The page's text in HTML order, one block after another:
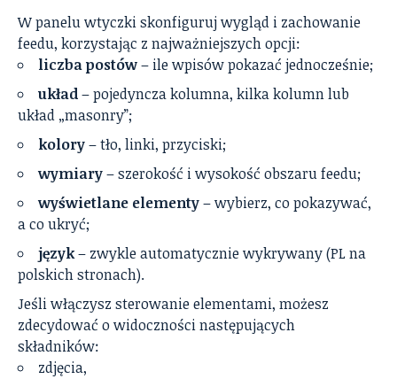
W panelu wtyczki skonfiguruj wygląd i zachowanie
feedu, korzystając z najważniejszych opcji:
liczba postów– ile wpisów pokazać jednocześnie;
układ– pojedyncza kolumna, kilka kolumn lub
układ „masonry”;
kolory– tło, linki, przyciski;
wymiary– szerokość i wysokość obszaru feedu;
wyświetlane elementy– wybierz, co pokazywać,
a co ukryć;
język– zwykle automatycznie wykrywany (PL na
polskich stronach).
Jeśli włączysz sterowanie elementami, możesz
zdecydować o widoczności następujących
składników:
zdjęcia,